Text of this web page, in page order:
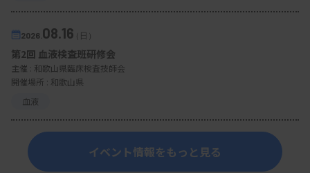
2026. 08.16（日）
第2回 血液検査班研修会
主催 : 和歌山県臨床検査技師会
開催場所 : 和歌山県
血液
イベント情報をもっと見る